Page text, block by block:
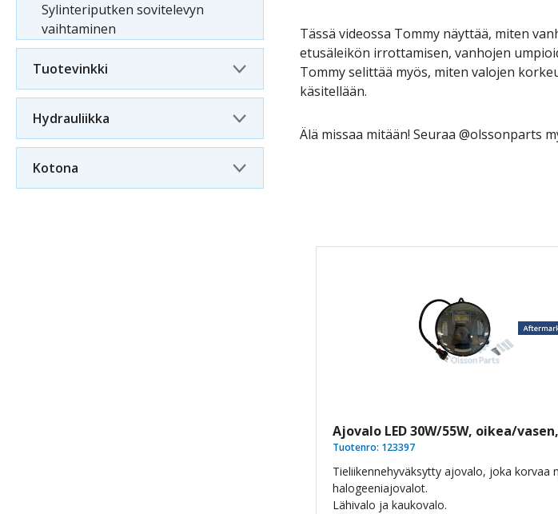
Sylinteriputken sovitelevyn
vaihtaminen
Tuotevinkki
Hydrauliikka
Kotona
Tässä videossa Tommy näyttää, miten
etusäleikön irrottamisen, vanhojen
Tommy selittää myös, miten valojen
käsitellään.
Älä missaa mitään! Seuraa @olssonparts
Ajovalo LED 30W/55W, oikea/
Tuotenro: 123397
Tieliikennehyväksytty ajovalo, joka korvaa
halogeeniajovalot.
Lähivalo ja kaukovalo.